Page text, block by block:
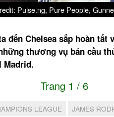
Pulse.ng, Pure People,
đến Chelsea sắp hoàn
thương vụ bán cầu
Madrid.
Trang 1 / 6
LEAGUE JAMES